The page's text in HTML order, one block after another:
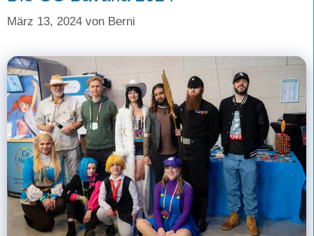
März 13, 2024 von Berni